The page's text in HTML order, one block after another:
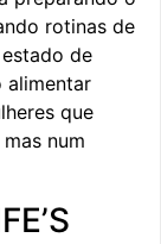
rotinas de
de
alimentar
que
num